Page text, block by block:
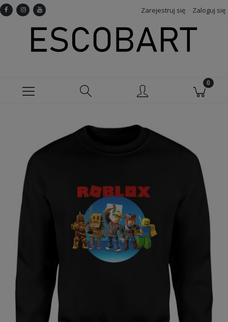
Zarejestruj się Zaloguj się